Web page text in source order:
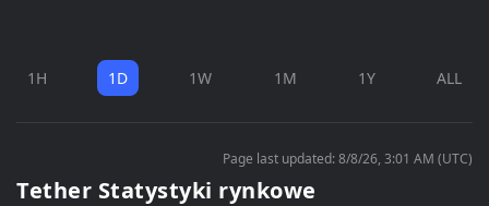
1H 1D 1W 1M 1Y ALL
Page last updated: 8/8/26, 3:01 AM (UTC)
Tether Statystyki rynkowe